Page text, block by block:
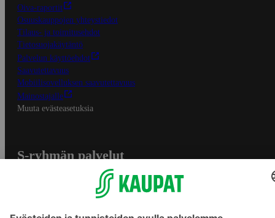
Oiva-raportit
Osuuskauppojen yhteystiedot
Tilaus- ja toimitusehdot
Tietosuojakäytäntö
Palvelun käyttöehdot
Saavutettavuus
Mobiilisovelluksen saavutettavuus
Mainostajalle
Muuta evästeasetuksia
S-ryhmän palvelut